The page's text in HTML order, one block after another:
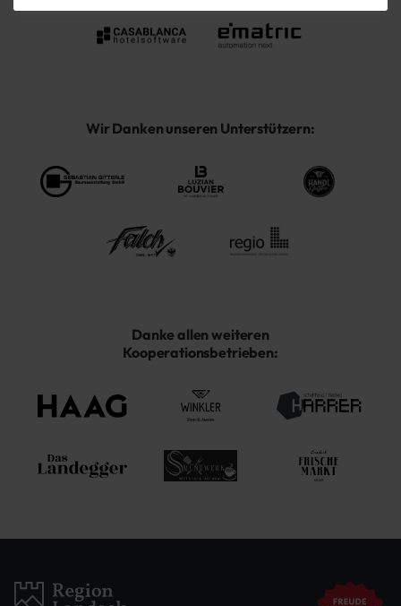
Wir Danken unseren Unterstützern:
Danke allen weiteren
Kooperationsbetrieben: